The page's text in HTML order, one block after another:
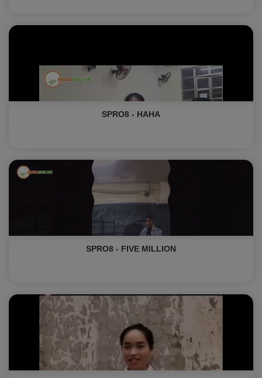
SPRO8 - HAHA
SPRO8 - FIVE MILLION